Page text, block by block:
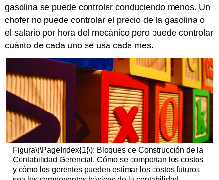
gasolina se puede controlar conduciendo menos. Un
chofer no puede controlar el precio de la gasolina o
el salario por hora del mecánico pero puede controlar
cuánto de cada uno se usa cada mes.
Figura\(\PageIndex{1}\): Bloques de Construcción de la
Contabilidad Gerencial. Cómo se comportan los costos
y cómo los gerentes pueden estimar los costos futuros